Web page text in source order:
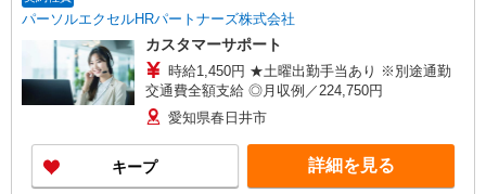
パーソルエクセルHRパートナーズ株式会社
カスタマーサポート
時給1,450円 ★土曜出勤手当あり ※別途通勤
交通費全額支給 ◎月収例／224,750円
愛知県春日井市
キープ 詳細を見る